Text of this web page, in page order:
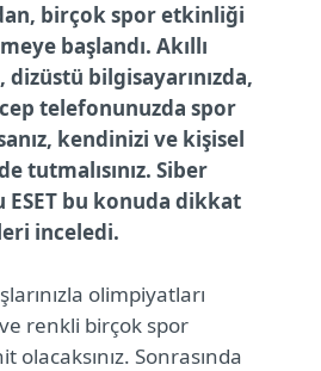
birçok spor etkinliği
başlandı. Akıllı
bilgisayarınızda,
telefonunuzda spor
kendinizi ve kişisel
tutmalısınız. Siber
bu konuda dikkat
inceledi.
olimpiyatları
renkli birçok spor
olacaksınız. Sonrasında